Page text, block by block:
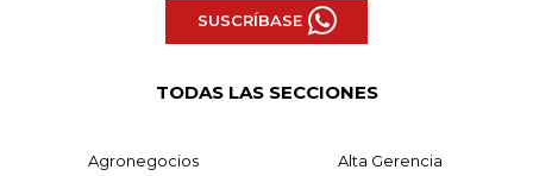
SUSCRÍBASE
TODAS LAS SECCIONES
Agronegocios Alta Gerencia